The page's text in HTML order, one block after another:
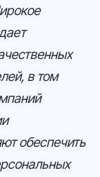
в том
обеспечить